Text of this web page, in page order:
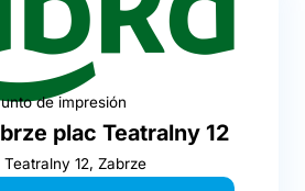
de impresión
plac Teatralny 12
Teatralny 12, Zabrze